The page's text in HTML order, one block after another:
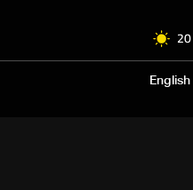
20
25
26
English